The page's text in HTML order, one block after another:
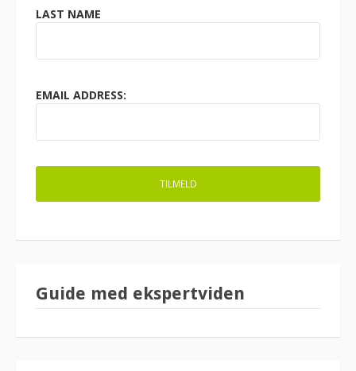
LAST NAME
EMAIL ADDRESS:
Guide med ekspertviden